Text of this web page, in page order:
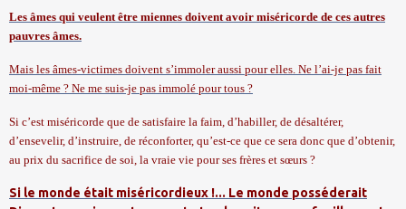
Les âmes qui veulent être miennes doivent avoir miséricorde de ces autres
pauvres âmes.
Mais les âmes-victimes doivent s’immoler aussi pour elles. Ne l’ai-je pas fait
moi-même ? Ne me suis-je pas immolé pour tous ?
Si c’est miséricorde que de satisfaire la faim, d’habiller, de désaltérer,
d’ensevelir, d’instruire, de réconforter, qu’est-ce que ce sera donc que d’obtenir,
au prix du sacrifice de soi, la vraie vie pour ses frères et sœurs ?
Si le monde était miséricordieux !... Le monde posséderait